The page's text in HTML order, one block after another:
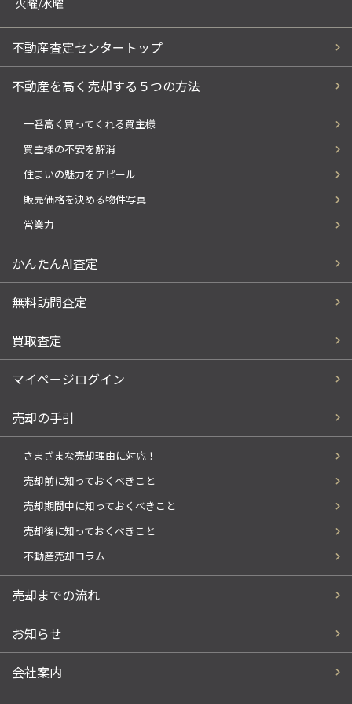
火曜/水曜
不動産査定センタートップ
不動産を高く売却する５つの方法
一番高く買ってくれる買主様
買主様の不安を解消
住まいの魅力をアピール
販売価格を決める物件写真
営業力
かんたんAI査定
無料訪問査定
買取査定
マイページログイン
売却の手引
さまざまな売却理由に対応！
売却前に知っておくべきこと
売却期間中に知っておくべきこと
売却後に知っておくべきこと
不動産売却コラム
売却までの流れ
お知らせ
会社案内